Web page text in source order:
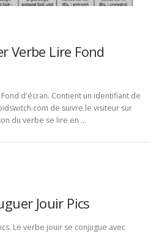
Verbe Lire Fond
d'écran. Contient un identifiant de
de suivre le visiteur sur
du verbe se lire en …
Jouir Pics
Le verbe jouir se conjugue avec